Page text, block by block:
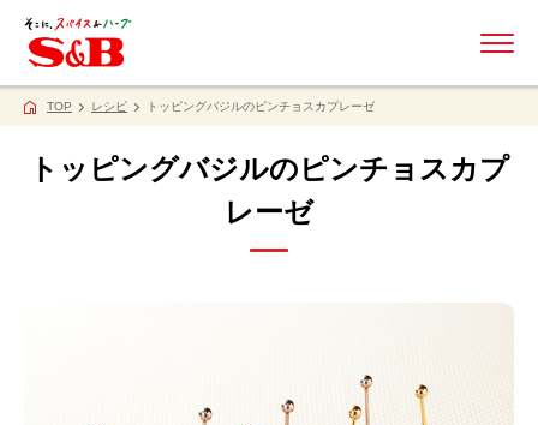
TOP レシピ トッピングバジルのピンチョスカプレーゼ
トッピングバジルのピンチョスカプ
レーゼ